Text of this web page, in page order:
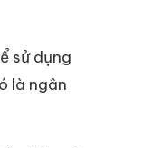
sử dụng
là ngân